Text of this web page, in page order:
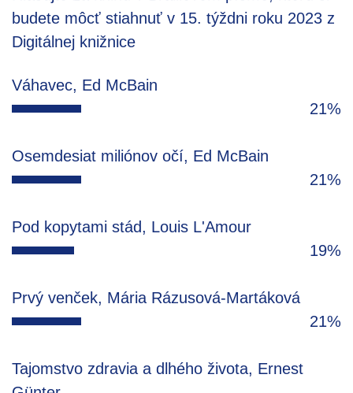
budete môcť stiahnuť v 15. týždni roku 2023 z
Digitálnej knižnice
Váhavec, Ed McBain
21%
Osemdesiat miliónov očí, Ed McBain
21%
Pod kopytami stád, Louis L'Amour
19%
Prvý venček, Mária Rázusová-Martáková
21%
Tajomstvo zdravia a dlhého života, Ernest